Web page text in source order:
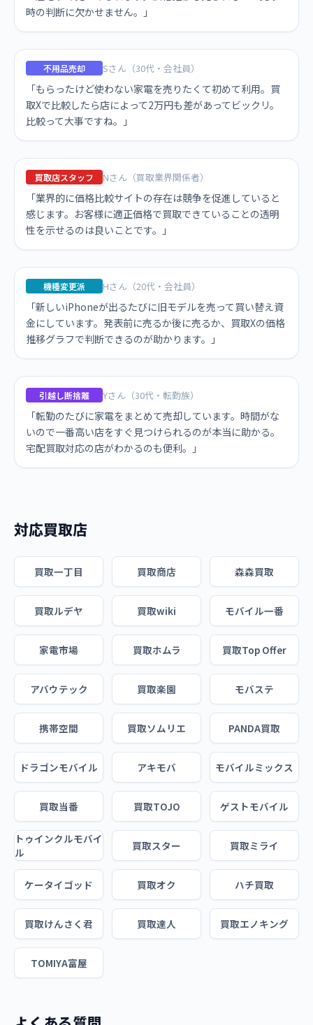
時の判断に欠かせません。」
不用品売却 Sさん（30代・会社員）
「もらったけど使わない家電を売りたくて初めて利用。買
取Xで比較したら店によって2万円も差があってビックリ。
比較って大事ですね。」
買取店スタッフ Nさん（買取業界関係者）
「業界的に価格比較サイトの存在は競争を促進していると
感じます。お客様に適正価格で買取できていることの透明
性を示せるのは良いことです。」
機種変更派 Hさん（20代・会社員）
「新しいiPhoneが出るたびに旧モデルを売って買い替え資
金にしています。発表前に売るか後に売るか、買取Xの価格
推移グラフで判断できるのが助かります。」
引越し断捨離 Yさん（30代・転勤族）
「転勤のたびに家電をまとめて売却しています。時間がな
いので一番高い店をすぐ見つけられるのが本当に助かる。
宅配買取対応の店がわかるのも便利。」
対応買取店
買取一丁目 買取商店 森森買取
買取ルデヤ 買取wiki モバイル一番
家電市場 買取ホムラ 買取Top Offer
アバウテック 買取楽園 モバステ
携帯空間 買取ソムリエ PANDA買取
ドラゴンモバイル アキモバ モバイルミックス
買取当番 買取TOJO ゲストモバイル
トゥインクルモバイ
ル
買取スター 買取ミライ
ケータイゴッド 買取オク ハチ買取
買取けんさく君 買取達人 買取エノキング
TOMIYA富屋